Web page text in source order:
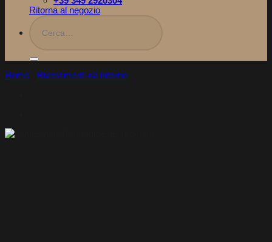
Ritorna al negozio
Home Rivestimenti da interno